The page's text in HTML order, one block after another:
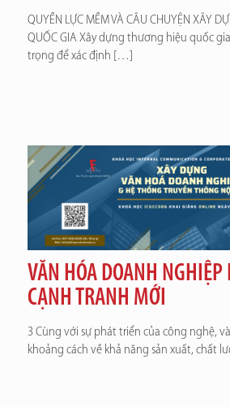
QUYỀN LỰC MỀM VÀ CÂU CHUYỆN XÂY
QUỐC GIA Xây dựng thương hiệu quốc
trọng để xác định […]
VĂN HÓA DOANH
CẠNH TRANH MỚI
3 Cùng với sự phát triển của công nghệ,
khoảng cách về khả năng sản xuất, chất